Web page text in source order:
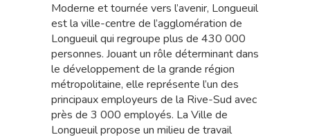
Moderne et tournée vers l’avenir, Longueuil
est la ville-centre de l’agglomération de
Longueuil qui regroupe plus de 430 000
personnes. Jouant un rôle déterminant dans
le développement de la grande région
métropolitaine, elle représente l’un des
principaux employeurs de la Rive-Sud avec
près de 3 000 employés. La Ville de
Longueuil propose un milieu de travail